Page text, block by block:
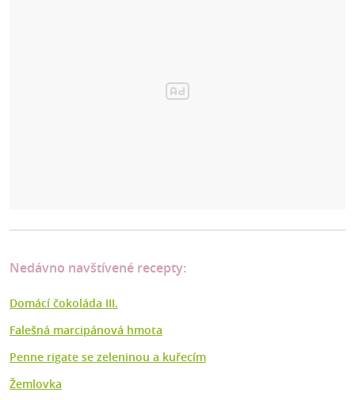
Nedávno navštívené recepty:
Domácí čokoláda III.
Falešná marcipánová hmota
Penne rigate se zeleninou a kuřecím
Žemlovka